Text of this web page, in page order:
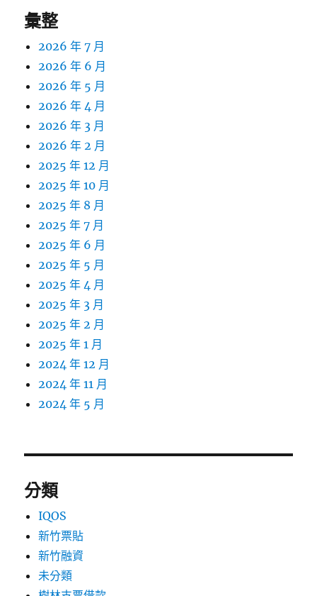
彙整
2026 年 7 月
2026 年 6 月
2026 年 5 月
2026 年 4 月
2026 年 3 月
2026 年 2 月
2025 年 12 月
2025 年 10 月
2025 年 8 月
2025 年 7 月
2025 年 6 月
2025 年 5 月
2025 年 4 月
2025 年 3 月
2025 年 2 月
2025 年 1 月
2024 年 12 月
2024 年 11 月
2024 年 5 月
分類
IQOS
新竹票貼
新竹融資
未分類